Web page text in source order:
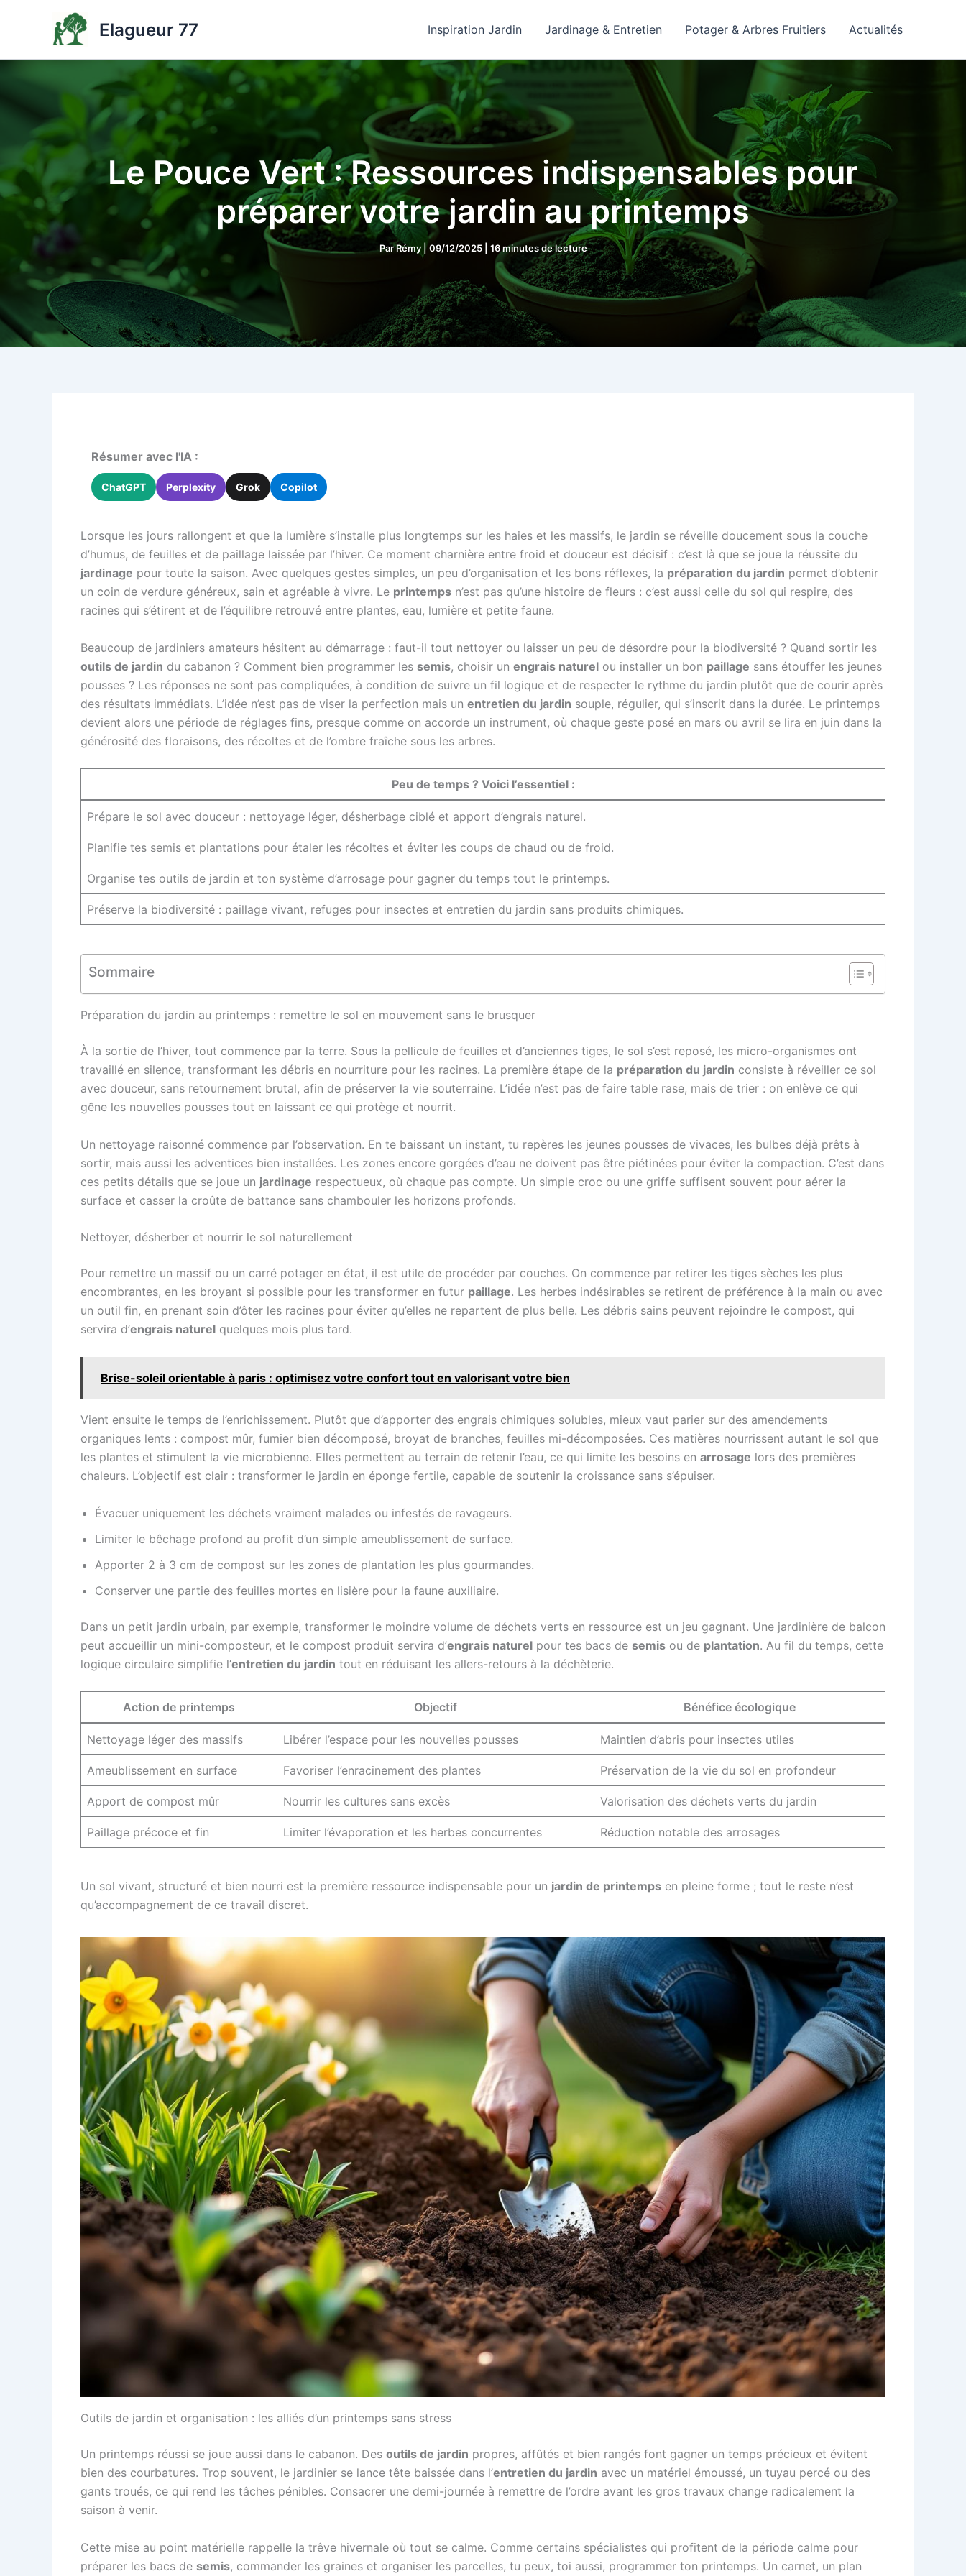
Elagueur 77 Inspiration Jardin Jardinage & Entretien Potager & Arbres Fruitiers Actualités
Le Pouce Vert : Ressources indispensables pour
préparer votre jardin au printemps
ParRémy |09/12/2025 16 minutes de lecture
Résumer avec l'IA :
ChatGPT Perplexity Grok Copilot
Lorsque les jours rallongent et que la lumière s’installe plus longtemps sur les haies et les massifs, le jardin se réveille doucement sous la couche
d’humus, de feuilles et de paillage laissée par l’hiver. Ce moment charnière entre froid et douceur est décisif : c’est là que se joue la réussite du
jardinage pour toute la saison. Avec quelques gestes simples, un peu d’organisation et les bons réflexes, la préparation du jardin permet d’obtenir
un coin de verdure généreux, sain et agréable à vivre. Le printemps n’est pas qu’une histoire de fleurs : c’est aussi celle du sol qui respire, des
racines qui s’étirent et de l’équilibre retrouvé entre plantes, eau, lumière et petite faune.
Beaucoup de jardiniers amateurs hésitent au démarrage : faut-il tout nettoyer ou laisser un peu de désordre pour la biodiversité ? Quand sortir les
outils de jardin du cabanon ? Comment bien programmer les semis, choisir un engrais naturel ou installer un bon paillage sans étouffer les jeunes
pousses ? Les réponses ne sont pas compliquées, à condition de suivre un fil logique et de respecter le rythme du jardin plutôt que de courir après
des résultats immédiats. L’idée n’est pas de viser la perfection mais un entretien du jardin souple, régulier, qui s’inscrit dans la durée. Le printemps
devient alors une période de réglages fins, presque comme on accorde un instrument, où chaque geste posé en mars ou avril se lira en juin dans la
générosité des floraisons, des récoltes et de l’ombre fraîche sous les arbres.
Peu de temps ? Voici l’essentiel :
Prépare le sol avec douceur : nettoyage léger, désherbage ciblé et apport d’engrais naturel.
Planifie tes semis et plantations pour étaler les récoltes et éviter les coups de chaud ou de froid.
Organise tes outils de jardin et ton système d’arrosage pour gagner du temps tout le printemps.
Préserve la biodiversité : paillage vivant, refuges pour insectes et entretien du jardin sans produits chimiques.
Sommaire
Préparation du jardin au printemps : remettre le sol en mouvement sans le brusquer
À la sortie de l’hiver, tout commence par la terre. Sous la pellicule de feuilles et d’anciennes tiges, le sol s’est reposé, les micro-organismes ont
travaillé en silence, transformant les débris en nourriture pour les racines. La première étape de la préparation du jardin consiste à réveiller ce sol
avec douceur, sans retournement brutal, afin de préserver la vie souterraine. L’idée n’est pas de faire table rase, mais de trier : on enlève ce qui
gêne les nouvelles pousses tout en laissant ce qui protège et nourrit.
Un nettoyage raisonné commence par l’observation. En te baissant un instant, tu repères les jeunes pousses de vivaces, les bulbes déjà prêts à
sortir, mais aussi les adventices bien installées. Les zones encore gorgées d’eau ne doivent pas être piétinées pour éviter la compaction. C’est dans
ces petits détails que se joue un jardinage respectueux, où chaque pas compte. Un simple croc ou une griffe suffisent souvent pour aérer la
surface et casser la croûte de battance sans chambouler les horizons profonds.
Nettoyer, désherber et nourrir le sol naturellement
Pour remettre un massif ou un carré potager en état, il est utile de procéder par couches. On commence par retirer les tiges sèches les plus
encombrantes, en les broyant si possible pour les transformer en futur paillage. Les herbes indésirables se retirent de préférence à la main ou avec
un outil fin, en prenant soin d’ôter les racines pour éviter qu’elles ne repartent de plus belle. Les débris sains peuvent rejoindre le compost, qui
servira d’engrais naturel quelques mois plus tard.
Brise-soleil orientable à paris : optimisez votre confort tout en valorisant votre bien
Vient ensuite le temps de l’enrichissement. Plutôt que d’apporter des engrais chimiques solubles, mieux vaut parier sur des amendements
organiques lents : compost mûr, fumier bien décomposé, broyat de branches, feuilles mi-décomposées. Ces matières nourrissent autant le sol que
les plantes et stimulent la vie microbienne. Elles permettent au terrain de retenir l’eau, ce qui limite les besoins en arrosage lors des premières
chaleurs. L’objectif est clair : transformer le jardin en éponge fertile, capable de soutenir la croissance sans s’épuiser.
Évacuer uniquement les déchets vraiment malades ou infestés de ravageurs.
Limiter le bêchage profond au profit d’un simple ameublissement de surface.
Apporter 2 à 3 cm de compost sur les zones de plantation les plus gourmandes.
Conserver une partie des feuilles mortes en lisière pour la faune auxiliaire.
Dans un petit jardin urbain, par exemple, transformer le moindre volume de déchets verts en ressource est un jeu gagnant. Une jardinière de balcon
peut accueillir un mini-composteur, et le compost produit servira d’engrais naturel pour tes bacs de semis ou de plantation. Au fil du temps, cette
logique circulaire simplifie l’entretien du jardin tout en réduisant les allers-retours à la déchèterie.
Action de printemps Objectif Bénéfice écologique
Nettoyage léger des massifs Libérer l’espace pour les nouvelles pousses Maintien d’abris pour insectes utiles
Ameublissement en surface Favoriser l’enracinement des plantes Préservation de la vie du sol en profondeur
Apport de compost mûr Nourrir les cultures sans excès Valorisation des déchets verts du jardin
Paillage précoce et fin Limiter l’évaporation et les herbes concurrentes Réduction notable des arrosages
Un sol vivant, structuré et bien nourri est la première ressource indispensable pour un jardin de printemps en pleine forme ; tout le reste n’est
qu’accompagnement de ce travail discret.
Outils de jardin et organisation : les alliés d’un printemps sans stress
Un printemps réussi se joue aussi dans le cabanon. Des outils de jardin propres, affûtés et bien rangés font gagner un temps précieux et évitent
bien des courbatures. Trop souvent, le jardinier se lance tête baissée dans l’entretien du jardin avec un matériel émoussé, un tuyau percé ou des
gants troués, ce qui rend les tâches pénibles. Consacrer une demi-journée à remettre de l’ordre avant les gros travaux change radicalement la
saison à venir.
Cette mise au point matérielle rappelle la trêve hivernale où tout se calme. Comme certains spécialistes qui profitent de la période calme pour
préparer les bacs de semis, commander les graines et organiser les parcelles, tu peux, toi aussi, programmer ton printemps. Un carnet, un plan